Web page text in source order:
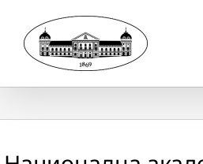
content